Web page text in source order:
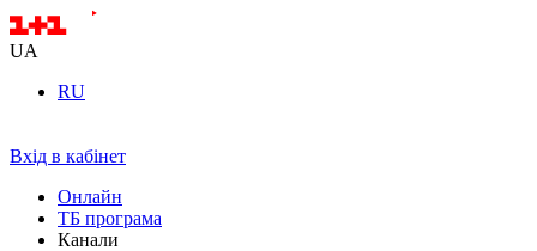
UA
RU
Вхід в кабінет
Онлайн
ТБ програма
Канали